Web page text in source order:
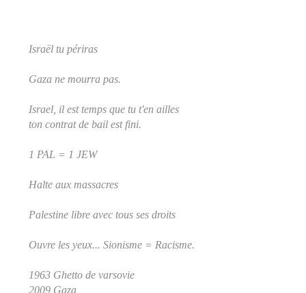
Israël tu périras
Gaza ne mourra pas.
Israel, il est temps que tu t'en ailles
ton contrat de bail est fini.
1 PAL = 1 JEW
Halte aux massacres
Palestine libre avec tous ses droits
Ouvre les yeux... Sionisme = Racisme.
1963 Ghetto de varsovie
2009 Gaza